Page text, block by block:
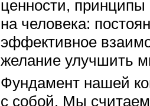
ценности,
на человека:
эффективное
желание улучшить
Фундамент нашей
с собой. Мы